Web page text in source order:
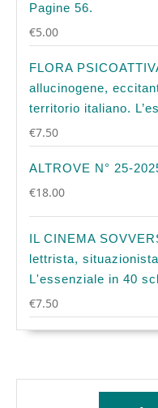
Pagine 56.
€5.00
FLORA
allucinogene,
territorio italiano.
€7.50
ALTROVE N° 25-
€18.00
IL CINEMA
lettrista,
L'essenziale in 40
€7.50